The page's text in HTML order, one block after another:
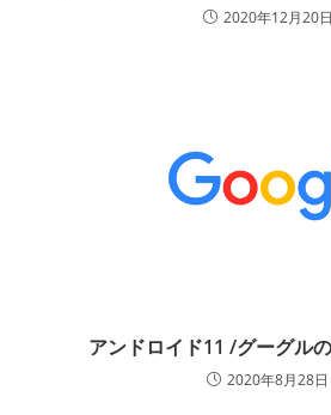
2020年12月20日
アンドロイド11 /グーグル
2020年8月28日